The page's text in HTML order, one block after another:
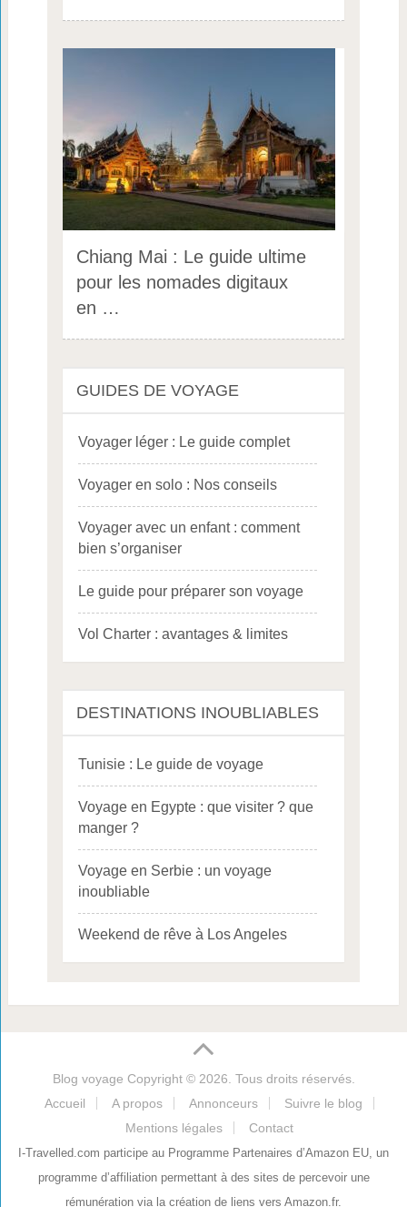
Chiang Mai : Le guide ultime
pour les nomades digitaux
en …
GUIDES DE VOYAGE
Voyager léger : Le guide complet
Voyager en solo : Nos conseils
Voyager avec un enfant : comment
bien s’organiser
Le guide pour préparer son voyage
Vol Charter : avantages & limites
DESTINATIONS INOUBLIABLES
Tunisie : Le guide de voyage
Voyage en Egypte : que visiter ? que
manger ?
Voyage en Serbie : un voyage
inoubliable
Weekend de rêve à Los Angeles
Blog voyage Copyright © 2026. Tous droits réservés.
Accueil
A propos Annonceurs
Suivre le blog
Mentions légales
Contact
I-Travelled.com participe au Programme Partenaires d’Amazon EU, un
programme d’affiliation permettant à des sites de percevoir une
rémunération via la création de liens vers Amazon.fr.